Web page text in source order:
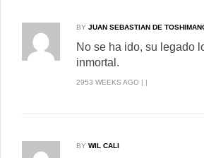
BY JUAN SEBASTIAN DE
No se ha ido, su legado
inmortal.
2953 WEEKS AGO | |
BY WIL CALI